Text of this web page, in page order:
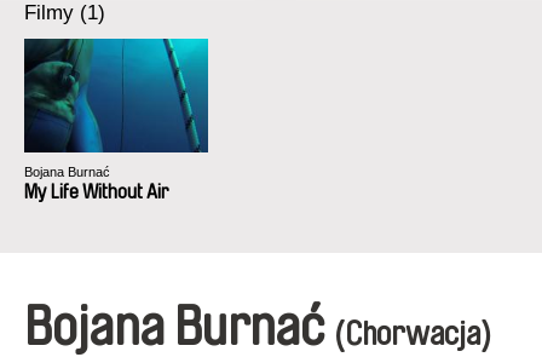
Filmy (1)
Bojana Burnać
My Life Without Air
Bojana Burnać (Chorwacja)